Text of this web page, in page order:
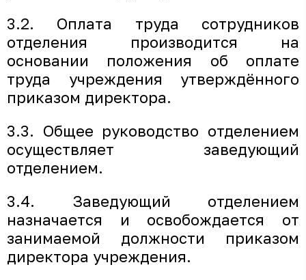
3.2. Оплата труда сотрудников
отделения производится на
основании положения об оплате
труда учреждения утверждённого
приказом директора.
3.3. Общее руководство отделением
осуществляет заведующий
отделением.
3.4. Заведующий отделением
назначается и освобождается от
занимаемой должности приказом
директора учреждения.